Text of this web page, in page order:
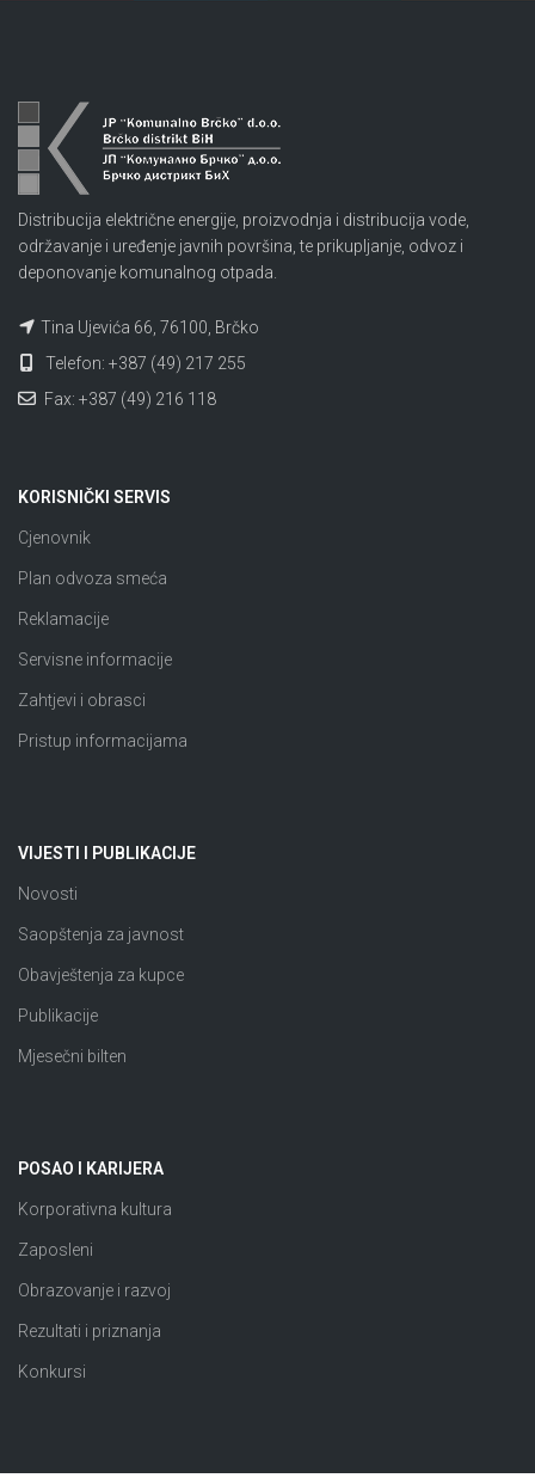
Distribucija električne energije, proizvodnja i distribucija vode,
održavanje i uređenje javnih površina, te prikupljanje, odvoz i
deponovanje komunalnog otpada.
Tina Ujevića 66, 76100, Brčko
Telefon: +387 (49) 217 255
Fax: +387 (49) 216 118
KORISNIČKI SERVIS
Cjenovnik
Plan odvoza smeća
Reklamacije
Servisne informacije
Zahtjevi i obrasci
Pristup informacijama
VIJESTI I PUBLIKACIJE
Novosti
Saopštenja za javnost
Obavještenja za kupce
Publikacije
Mjesečni bilten
POSAO I KARIJERA
Korporativna kultura
Zaposleni
Obrazovanje i razvoj
Rezultati i priznanja
Konkursi